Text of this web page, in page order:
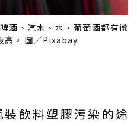
酒、汽水、水、葡萄酒都有微
高。 圖／Pixabay
飲料塑膠污染的途